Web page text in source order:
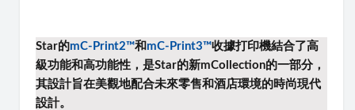
Star的 mC-Print2™和 mC-Print3™收據打印機結合了高
級功能和高功能性， 是Star的新mCollection的一部分，
其設計旨在美觀地配合未來零售和酒店環境的時尚現代
設計。